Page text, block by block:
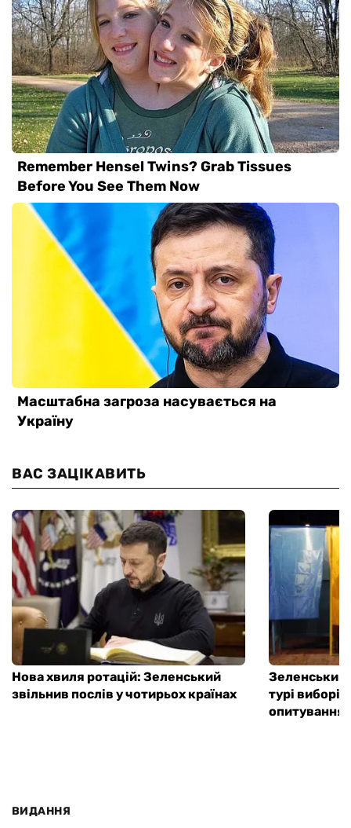
ВАС ЗАЦІКАВИТЬ
Нова хвиля ротацій: Зеленський
звільнив послів у чотирьох країнах
Зеленський
турі
опитування
ВИДАННЯ